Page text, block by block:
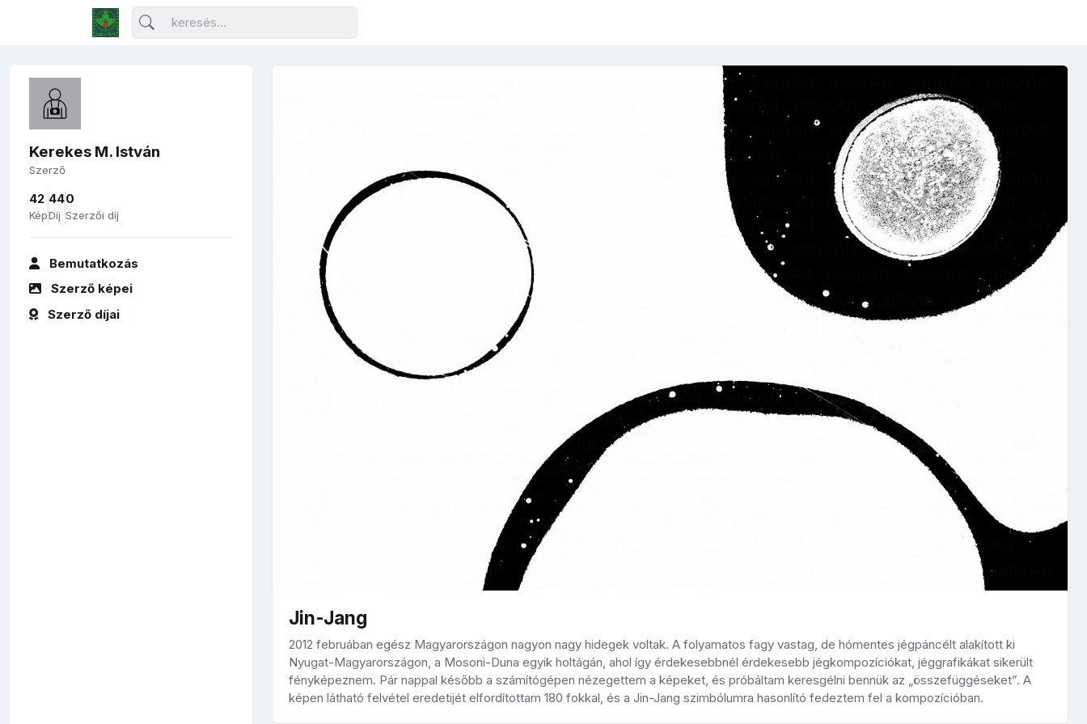
Kerekes M. István
Szerző
42
Kép
44
Díj
0
Szerzői díj
Bemutatkozás
Szerző képei
Szerző díjai
Jin-Jang
2012 februában egész Magyarországon nagyon nagy hidegek voltak. A folyamatos fagy vastag, de hómentes jégpáncélt alakított ki
Nyugat-Magyarországon, a Mosoni-Duna egyik holtágán, ahol így érdekesebbnél érdekesebb jégkompozíciókat, jéggrafikákat sikerült
fényképeznem. Pár nappal később a számítógépen nézegettem a képeket, és próbáltam keresgélni bennük az „összefüggéseket”. A
képen látható felvétel eredetijét elfordítottam 180 fokkal, és a Jin-Jang szimbólumra hasonlító fedeztem fel a kompozícióban.